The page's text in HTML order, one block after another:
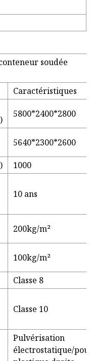
soudée
Caractéristiques
5800*2400*2800
5640*2300*2600
1000
10 ans
200kg/m²
100kg/m²
Classe 8
Classe 10
Pulvérisation
électrostatique/